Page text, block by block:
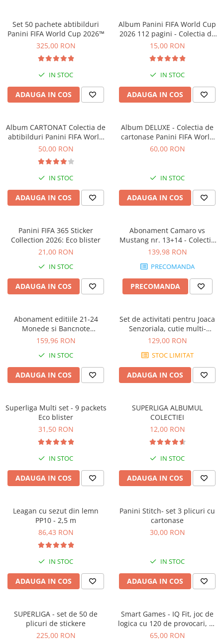
Casute copii
Jocuri de rol
Jocuri inteligenta si memorie
Casute papusi
Jocuri dezvoltare emotionala
Jucarii din lemn
Jucarii si jocuri Montessori
Jocuri de relaxare
Papusi Barbie
Ceasuri copii
Jocuri de cooperare
Jocuri geografie
Jocuri invatat limba engleza
Jocuri Origami
Jocuri STEAM
Jucarii muzicale
Roboti de jucarie
Carti si culegeri cu exercitii
Cărți educative pentru copii
Set 50 pachete abtibilduri
Panini FIFA World Cup 2026™
325,00 RON
IN STOC
ADAUGA IN COS
Album Panini FIFA World Cup
2026 112 pagini - Colectia de
abtibilduri
15,00 RON
IN STOC
ADAUGA IN COS
Album CARTONAT Colectia de
abtibilduri Panini FIFA World
Cup 2026
50,00 RON
IN STOC
ADAUGA IN COS
Album DELUXE - Colectia de
cartonase Panini FIFA World
Cup Adrenalyn XL 2026
60,00 RON
IN STOC
ADAUGA IN COS
Panini FIFA 365 Sticker
Collection 2026: Eco blister
21,00 RON
IN STOC
ADAUGA IN COS
Abonament Camaro vs
Mustang nr. 13+14 - Colectie
Construibila 1:18
139,98 RON
PRECOMANDA
PRECOMANDA
Abonament editiile 21-24
Monede si Bancnote
Autentice din toata lumea
159,96 RON
IN STOC
ADAUGA IN COS
Set de activitati pentru Joaca
Senzoriala, cutie multi-
senzoriala
129,00 RON
STOC LIMITAT
ADAUGA IN COS
Superliga Multi set - 9 packets
Eco blister
31,50 RON
IN STOC
ADAUGA IN COS
SUPERLIGA ALBUMUL
COLECTIEI
12,00 RON
IN STOC
ADAUGA IN COS
Leagan cu sezut din lemn
PP10 - 2,5 m
86,43 RON
IN STOC
ADAUGA IN COS
Panini Stitch- set 3 plicuri cu
cartonase
30,00 RON
IN STOC
ADAUGA IN COS
SUPERLIGA - set de 50 de
plicuri de stickere
225,00 RON
Smart Games - IQ Fit, joc de
logica cu 120 de provocari, 6+
ani
65,00 RON